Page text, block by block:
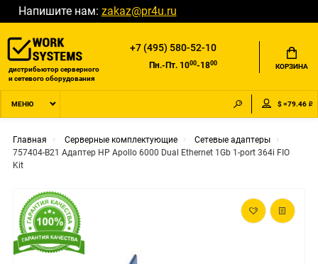
Напишите нам: zakaz@pr4u.ru
дистрибьютор серверного
и сетевого оборудования
+7 (495) 580-52-10
Пн.-Пт. 1000-1800 КОРЗИНА
МЕНЮ $ =79.46 ₽
Главная Серверные комплектующие
Сетевые адаптеры
757404-B21 Адаптер HP Apollo 6000 Dual Ethernet 1Gb 1-port 364i FIO
Kit